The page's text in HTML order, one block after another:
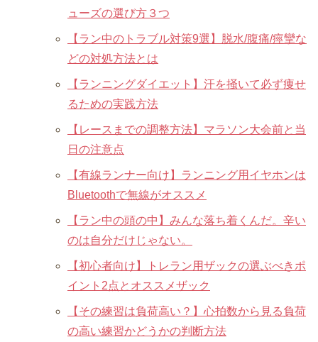
ューズの選び方３つ
【ラン中のトラブル対策9選】脱水/腹痛/痙攣な
どの対処方法とは
【ランニングダイエット】汗を掻いて必ず痩せ
るための実践方法
【レースまでの調整方法】マラソン大会前と当
日の注意点
【有線ランナー向け】ランニング用イヤホンは
Bluetoothで無線がオススメ
【ラン中の頭の中】みんな落ち着くんだ。辛い
のは自分だけじゃない。
【初心者向け】トレラン用ザックの選ぶべきポ
イント2点とオススメザック
【その練習は負荷高い？】心拍数から見る負荷
の高い練習かどうかの判断方法